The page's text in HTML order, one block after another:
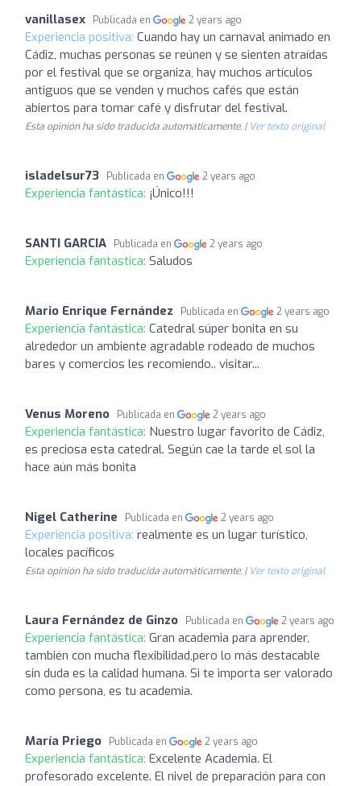
vanillasex Publicada en 2 years ago
Experiencia positiva: Cuando hay un carnaval animado en
Cádiz, muchas personas se reúnen y se sienten atraídas
por el festival que se organiza, hay muchos artículos
antiguos que se venden y muchos cafés que están
abiertos para tomar café y disfrutar del festival.
Esta opinión ha sido traducida automáticamente. | Ver texto original
isladelsur73 Publicada en 2 years ago
Experiencia fantástica: ¡Único!!!
SANTI GARCIA Publicada en 2 years ago
Experiencia fantástica: Saludos
Mario Enrique Fernández Publicada en 2 years ago
Experiencia fantástica: Catedral súper bonita en su
alrededor un ambiente agradable rodeado de muchos
bares y comercios les recomiendo.. visitar...
Venus Moreno Publicada en 2 years ago
Experiencia fantástica: Nuestro lugar favorito de Cádiz,
es preciosa esta catedral. Según cae la tarde el sol la
hace aún más bonita
Nigel Catherine Publicada en 2 years ago
Experiencia positiva: realmente es un lugar turístico,
locales pacíficos
Esta opinión ha sido traducida automáticamente. | Ver texto original
Laura Fernández de Ginzo Publicada en 2 years ago
Experiencia fantástica: Gran academia para aprender,
también con mucha flexibilidad,pero lo más destacable
sin duda es la calidad humana. Si te importa ser valorado
como persona, es tu academia.
María Priego Publicada en 2 years ago
Experiencia fantástica: Excelente Academia. El
profesorado excelente. El nivel de preparación para con